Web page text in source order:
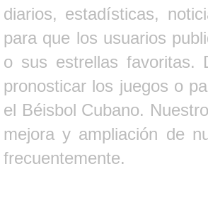
diarios, estadísticas,
para que los usuarios
o sus estrellas favoritas.
pronosticar los juegos o
el Béisbol Cubano.
mejora y ampliación de
frecuentemente.